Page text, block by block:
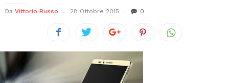
Da Vittorio Russo 28 Ottobre 2015 0